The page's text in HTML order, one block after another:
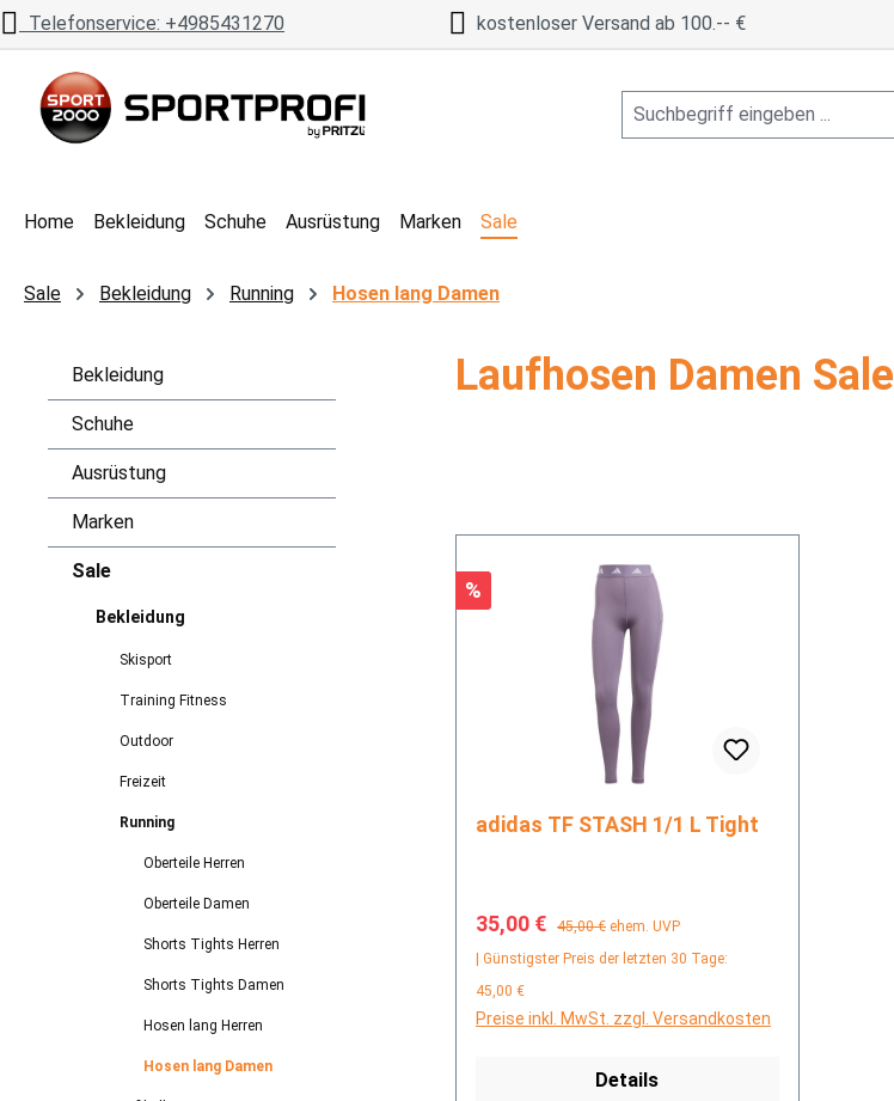
Hauptinhalt springen
Zur Suche springen
Zur Hauptnavigation springen
Telefonservice: +4985431270 kostenloser Versand ab 100.-- €
Home Bekleidung Schuhe Ausrüstung Marken Sale
Sale Bekleidung Running Hosen lang Damen
Bekleidung
Schuhe
Ausrüstung
Marken
Sale
Bekleidung
Skisport
Training Fitness
Outdoor
Freizeit
Running
Oberteile Herren
Oberteile Damen
Shorts Tights Herren
Shorts Tights Damen
Hosen lang Herren
Hosen lang Damen
Laufhosen Damen Sale
Rabatt
%
adidas TF STASH 1/1 L Tight
Verkaufspreis:
35,00 € Regulärer Preis:
45,00 € ehem. UVP
| Günstigster Preis der letzten 30 Tage:
45,00 €
Preise inkl. MwSt. zzgl. Versandkosten
Details